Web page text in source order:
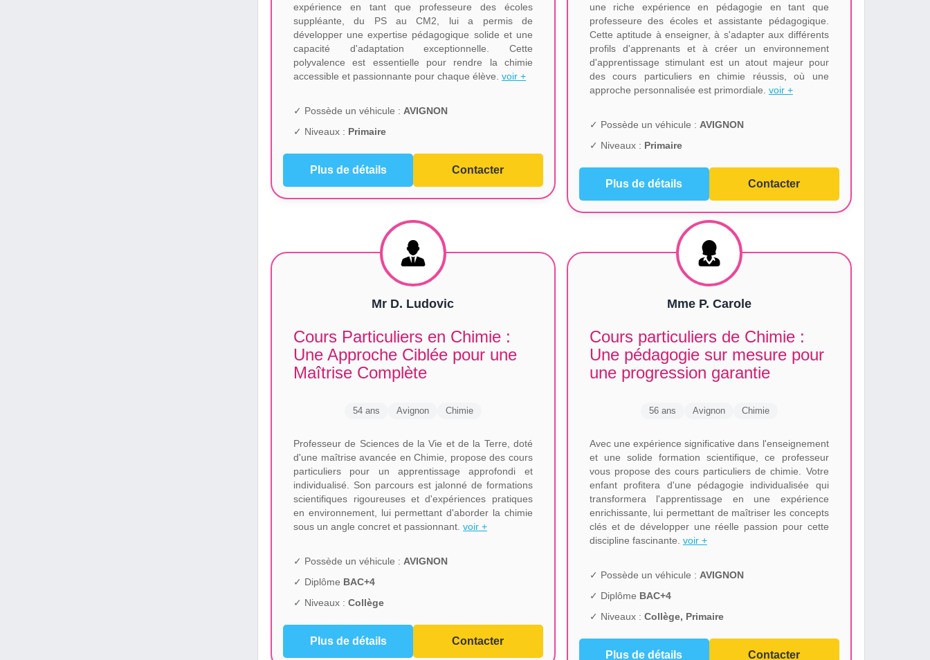
expérience en tant que professeure des écoles
suppléante, du PS au CM2, lui a permis de
développer une expertise pédagogique solide et une
capacité d'adaptation exceptionnelle. Cette
polyvalence est essentielle pour rendre la chimie
accessible et passionnante pour chaque élève.voir +
✓ Possède un véhicule : AVIGNON
✓ Niveaux : Primaire
Plus de détails Contacter
une riche expérience en pédagogie en tant que
professeure des écoles et assistante pédagogique.
Cette aptitude à enseigner, à s'adapter aux différents
profils d'apprenants et à créer un environnement
d'apprentissage stimulant est un atout majeur pour
des cours particuliers en chimie réussis, où une
approche personnalisée est primordiale. voir +
✓ Possède un véhicule : AVIGNON
✓ Niveaux : Primaire
Plus de détails Contacter
Mr D. Ludovic
Cours Particuliers en Chimie :
Une Approche Ciblée pour une
Maîtrise Complète
54 ans Avignon Chimie
Professeur de Sciences de la Vie et de la Terre, doté
d'une maîtrise avancée en Chimie, propose des cours
particuliers pour un apprentissage approfondi et
individualisé. Son parcours est jalonné de formations
scientifiques rigoureuses et d'expériences pratiques
en environnement, lui permettant d'aborder la chimie
sous un angle concret et passionnant.voir +
✓ Possède un véhicule : AVIGNON
✓ Diplôme BAC+4
✓ Niveaux :Collège
Plus de détails Contacter
Mme P. Carole
Cours particuliers de Chimie :
Une pédagogie sur mesure pour
une progression garantie
56 ans Avignon Chimie
Avec une expérience significative dans l'enseignement
et une solide formation scientifique, ce professeur
vous propose des cours particuliers de chimie. Votre
enfant profitera d'une pédagogie individualisée qui
transformera l'apprentissage en une expérience
enrichissante, lui permettant de maîtriser les concepts
clés et de développer une réelle passion pour cette
discipline fascinante. voir +
✓ Possède un véhicule : AVIGNON
✓ Diplôme BAC+4
✓ Niveaux : Collège, Primaire
Plus de détails Contacter